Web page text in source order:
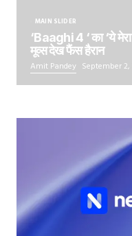
MAIN SLIDER
‘Baaghi 4 ‘ का ‘ये
मूव्स देख फैंस हैरान
Amit Pandey September 2,